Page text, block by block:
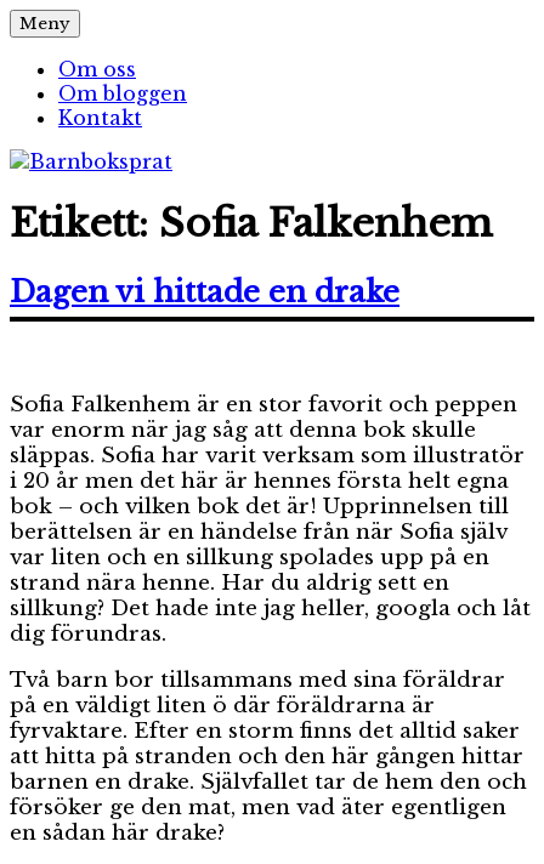
Hoppa
till
innehåll
Barnboksprat
– en blogg om barnböcker
Meny
Om oss
Om bloggen
Kontakt
Etikett: Sofia Falkenhem
Dagen vi hittade en drake
Sofia Falkenhem är en stor favorit och peppen
var enorm när jag såg att denna bok skulle
släppas. Sofia har varit verksam som illustratör
i 20 år men det här är hennes första helt egna
bok – och vilken bok det är! Upprinnelsen till
berättelsen är en händelse från när Sofia själv
var liten och en sillkung spolades upp på en
strand nära henne. Har du aldrig sett en
sillkung? Det hade inte jag heller, googla och låt
dig förundras.
Två barn bor tillsammans med sina föräldrar
på en väldigt liten ö där föräldrarna är
fyrvaktare. Efter en storm finns det alltid saker
att hitta på stranden och den här gången hittar
barnen en drake. Självfallet tar de hem den och
försöker ge den mat, men vad äter egentligen
en sådan här drake?